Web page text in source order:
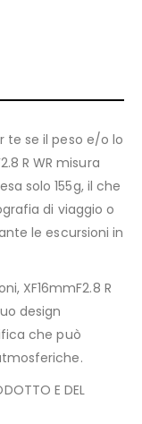
te se il peso e/o lo
R WR misura
solo 155g, il che
di viaggio o
le escursioni in
XF16mmF2.8 R
design
che può
E DEL